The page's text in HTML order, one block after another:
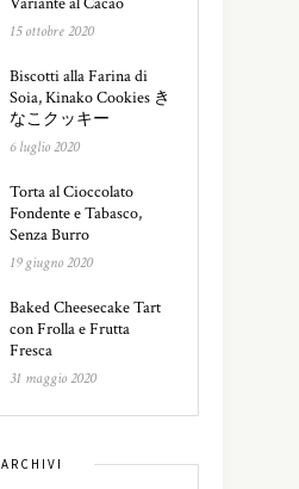
15 ottobre 2020
Biscotti alla Farina di
Soia, Kinako Cookies き
なこクッキー
6 luglio 2020
Torta al Cioccolato
Fondente e Tabasco,
Senza Burro
19 giugno 2020
Baked Cheesecake Tart
con Frolla e Frutta
Fresca
31 maggio 2020
ARCHIVI